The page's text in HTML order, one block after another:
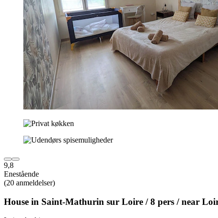
9,8
Enestående
(20 anmeldelser)
House in Saint-Mathurin sur Loire / 8 pers / near